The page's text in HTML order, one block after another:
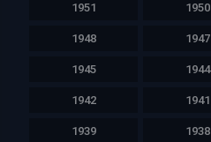
1951 1950
1948 1947
1945 1944
1942 1941
1939 1938